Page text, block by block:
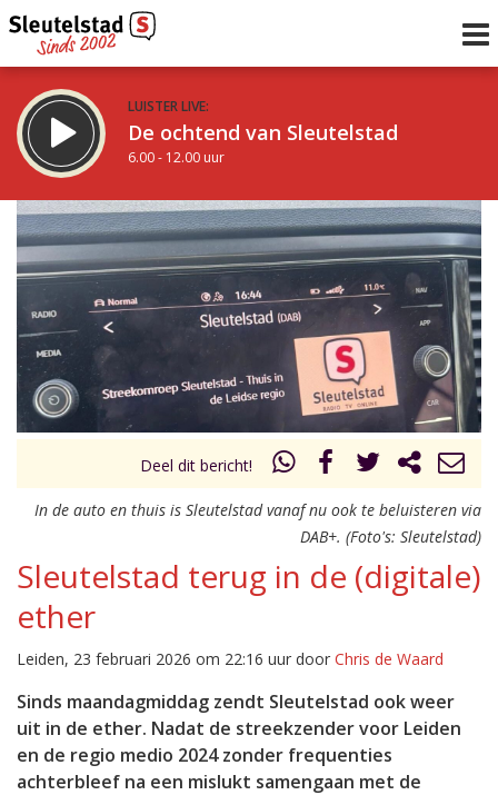
LUISTER LIVE:
De ochtend van Sleutelstad
6.00 - 12.00 uur
STRAKS:
De middag van Sleutelstad
12.00 - 18.00 uur
Vorig uur
uur 1 van 0 Volgend uur
Deel dit bericht!
In de auto en thuis is Sleutelstad vanaf nu ook te beluisteren via
DAB+. (Foto's: Sleutelstad)
Sleutelstad terug in de (digitale)
ether
Leiden, 23 februari 2026 om 22:16 uur door Chris de Waard
Sinds maandagmiddag zendt Sleutelstad ook weer
uit in de ether. Nadat de streekzender voor Leiden
en de regio medio 2024 zonder frequenties
achterbleef na een mislukt samengaan met de